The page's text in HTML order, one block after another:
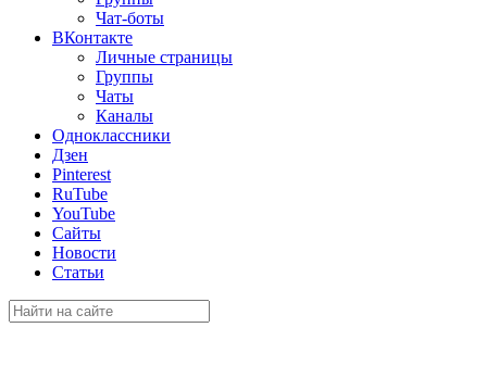
Чат-боты
ВКонтакте
Личные страницы
Группы
Чаты
Каналы
Одноклассники
Дзен
Pinterest
RuTube
YouTube
Сайты
Новости
Статьи